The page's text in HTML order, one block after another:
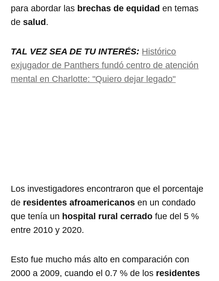
para abordar las brechas de equidaden temas
desalud.
TAL VEZ SEA DE TU INTERÉS: Histórico
exjugador de Panthers fundó centro de atención
mental en Charlotte: "Quiero dejar legado"
Los investigadores encontraron que el porcentaje
de residentes afroamericanosen un condado
que tenía un hospital rural cerrado fue del 5 %
entre 2010 y 2020.
Esto fue mucho más alto en comparación con
2000 a 2009, cuando el 0.7 % de los residentes